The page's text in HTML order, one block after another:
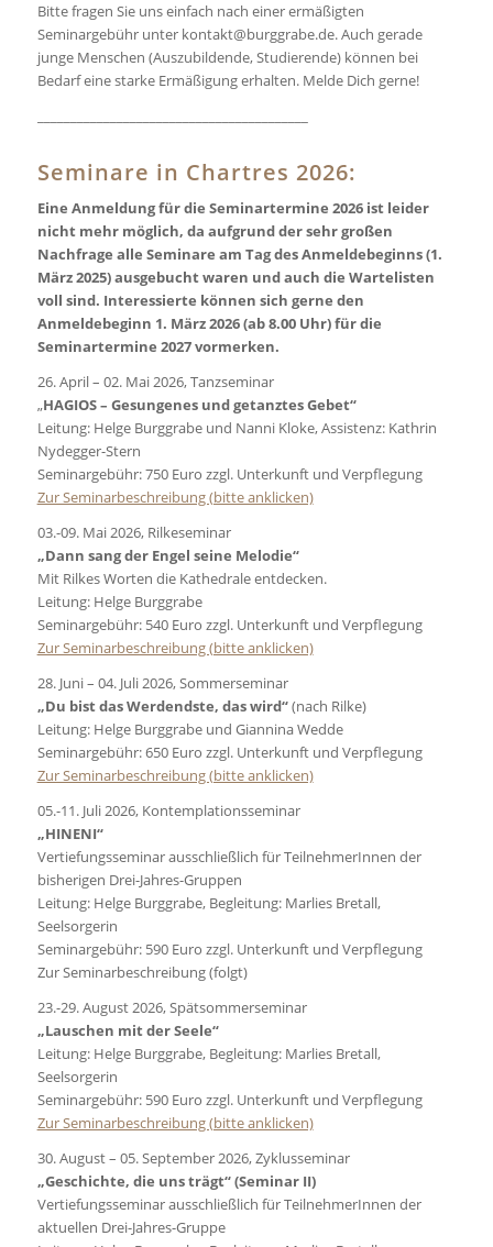
Bitte fragen Sie uns einfach nach einer ermäßigten
Seminargebühr unter kontakt@burggrabe.de. Auch gerade
junge Menschen (Auszubildende, Studierende) können bei
Bedarf eine starke Ermäßigung erhalten. Melde Dich gerne!
Seminare in Chartres 2026:
Eine Anmeldung für die Seminartermine 2026 ist leider
nicht mehr möglich, da aufgrund der sehr großen
Nachfrage alle Seminare am Tag des Anmeldebeginns (1.
März 2025) ausgebucht waren und auch die Wartelisten
voll sind. Interessierte können sich gerne den
Anmeldebeginn 1. März 2026 (ab 8.00 Uhr) für die
Seminartermine 2027 vormerken.
26. April – 02. Mai 2026, Tanzseminar
„HAGIOS – Gesungenes und getanztes Gebet“
Leitung: Helge Burggrabe und Nanni Kloke, Assistenz: Kathrin
Nydegger-Stern
Seminargebühr: 750 Euro zzgl. Unterkunft und Verpflegung
Zur Seminarbeschreibung (bitte anklicken)
03.-09. Mai 2026, Rilkeseminar
„Dann sang der Engel seine Melodie“
Mit Rilkes Worten die Kathedrale entdecken.
Leitung: Helge Burggrabe
Seminargebühr: 540 Euro zzgl. Unterkunft und Verpflegung
Zur Seminarbeschreibung (bitte anklicken)
28. Juni – 04. Juli 2026, Sommerseminar
„Du bist das Werdendste, das wird“(nach Rilke)
Leitung: Helge Burggrabe und Giannina Wedde
Seminargebühr: 650 Euro zzgl. Unterkunft und Verpflegung
Zur Seminarbeschreibung (bitte anklicken)
05.-11. Juli 2026, Kontemplationsseminar
„HINENI“
Vertiefungsseminar ausschließlich für TeilnehmerInnen der
bisherigen Drei-Jahres-Gruppen
Leitung: Helge Burggrabe, Begleitung: Marlies Bretall,
Seelsorgerin
Seminargebühr: 590 Euro zzgl. Unterkunft und Verpflegung
Zur Seminarbeschreibung (folgt)
23.-29. August 2026, Spätsommerseminar
„Lauschen mit der Seele“
Leitung: Helge Burggrabe, Begleitung: Marlies Bretall,
Seelsorgerin
Seminargebühr: 590 Euro zzgl. Unterkunft und Verpflegung
Zur Seminarbeschreibung (bitte anklicken)
30. August – 05. September 2026, Zyklusseminar
„Geschichte, die uns trägt“ (Seminar II)
Vertiefungsseminar ausschließlich für TeilnehmerInnen der
aktuellen Drei-Jahres-Gruppe